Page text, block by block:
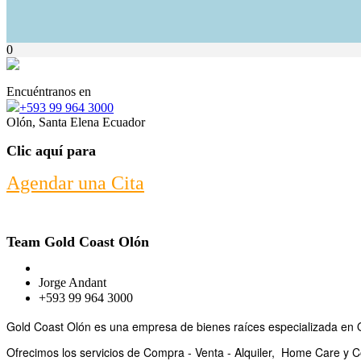
0
Encuéntranos en
+593 99 964 3000
Olón, Santa Elena Ecuador
Clic aquí para
Agendar una Cita
Team Gold Coast Olón
Jorge Andant
+593 99 964 3000
Gold Coast Olón es una empresa de bienes raíces especializada
Ofrecimos los servicios de Compra - Venta - Alquiler, Home Care y